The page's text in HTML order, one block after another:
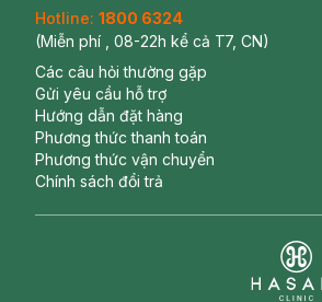
Hotline: 1800 6324
(Miễn phí , 08-22h kể cả T7, CN)
Các câu hỏi thường gặp
Gửi yêu cầu hỗ trợ
Hướng dẫn đặt hàng
Phương thức thanh toán
Phương thức vận chuyển
Chính sách đổi trả